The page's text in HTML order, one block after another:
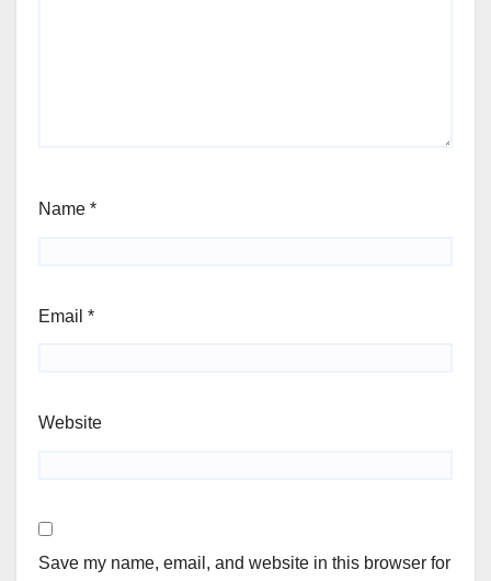
Name *
Email *
Website
Save my name, email, and website in this browser for